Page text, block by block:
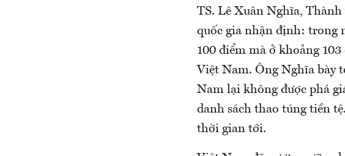
TS. Lê Xuân Nghĩa,
quốc gia nhận định: trong
100 điểm mà ở khoảng
Việt Nam. Ông Nghĩa bày
Nam lại không được phá
danh sách thao túng tiền
thời gian tới.